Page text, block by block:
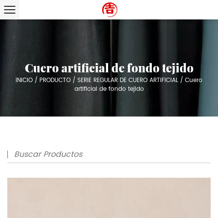
Cuero artificial de fondo tejido
INICIO / PRODUCTO / SERIE REGULAR DE CUERO ARTIFICIAL / Cuero
artificial de fondo tejido